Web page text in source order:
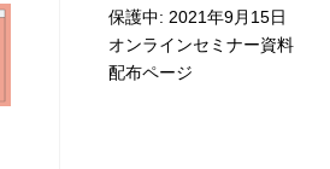
保護中: 2021年9月15日
オンラインセミナー資料
配布ページ